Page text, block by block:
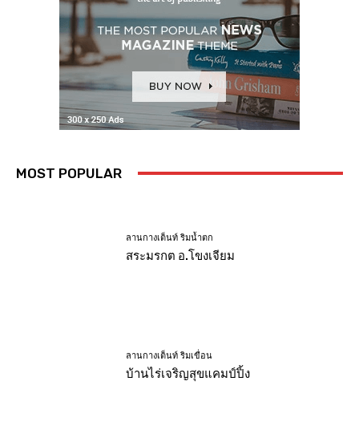
MOST POPULAR
ลานกางเต็นท์ ริมน้ำตก
สระมรกต อ.โขงเจียม
ลานกางเต็นท์ ริมเขื่อน
บ้านไร่เจริญสุขแคมป์ปิ้ง